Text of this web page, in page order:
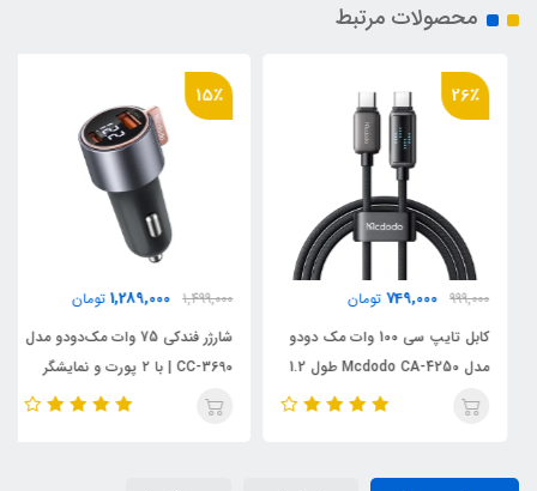
محصولات مرتبط
26٪
999,000
749,000 تومان
کابل تایپ سی 100 وات مک دودو
مدل Mcdodo CA-4250 طول 1.2
15٪
1,499,000
1,289,000 تومان
شارژر فندکی 75 وات مک‌دودو مدل
CC-3690 | با ۲ پورت و نمایشگر
دیجیتال